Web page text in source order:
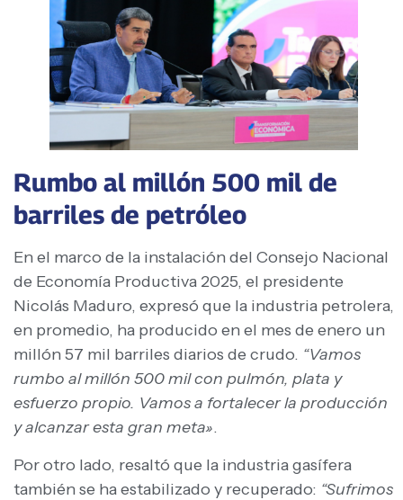
Rumbo al millón 500 mil de
barriles de petróleo
En el marco de la instalación del Consejo Nacional
de Economía Productiva 2025, el presidente
Nicolás Maduro, expresó que la industria petrolera,
en promedio, ha producido en el mes de enero un
millón 57 mil barriles diarios de crudo. “Vamos
rumbo al millón 500 mil con pulmón, plata y
esfuerzo propio. Vamos a fortalecer la producción
y alcanzar esta gran meta».
Por otro lado, resaltó que la industria gasífera
también se ha estabilizado y recuperado: “Sufrimos